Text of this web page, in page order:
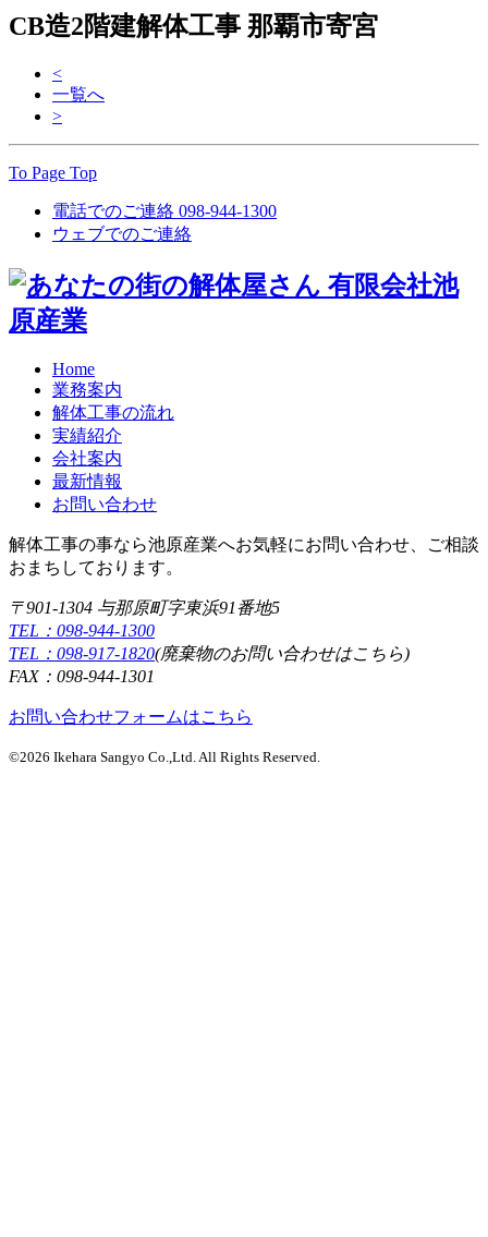
CB造2階建解体工事 那覇市寄宮
<
一覧へ
>
To Page Top
電話でのご連絡 098-944-1300
ウェブでのご連絡
Home
業務案内
解体工事の流れ
実績紹介
会社案内
最新情報
お問い合わせ
解体工事の事なら池原産業へお気軽にお問い合わせ、ご相談
おまちしております。
〒901-1304 与那原町字東浜91番地5
TEL：098-944-1300
TEL：098-917-1820(廃棄物のお問い合わせはこちら)
FAX：098-944-1301
お問い合わせフォームはこちら
©2026 Ikehara Sangyo Co.,Ltd. All Rights Reserved.